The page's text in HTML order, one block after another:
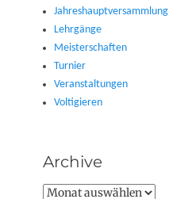
Jahreshauptversammlung
Lehrgänge
Meisterschaften
Turnier
Veranstaltungen
Voltigieren
Archive
Archive